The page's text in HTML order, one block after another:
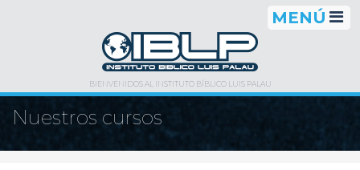
BIENVENIDOS AL INSTITUTO BÍBLICO LUIS PALAU
Nuestros cursos
MENÚ